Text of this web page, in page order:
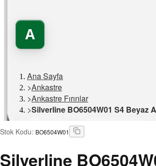
A
Ana Sayfa
>Ankastre
>Ankastre Fırınlar
>Silverline BO6504W01 S4 Beyaz
Stok Kodu: BO6504W01
Silverline